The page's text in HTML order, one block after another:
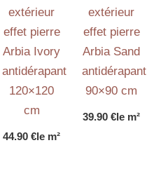
extérieur
effet pierre
Arbia Ivory
antidérapant
120×120
cm
44.90€le m²
extérieur
effet pierre
Arbia Sand
antidérapant
90×90 cm
39.90€le m²